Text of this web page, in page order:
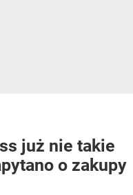
już nie takie
o zakupy